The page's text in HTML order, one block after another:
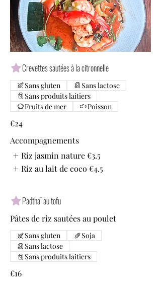
Crevettes sautées à la citronnelle
€24
Sans gluten
Sans lactose
Sans produits laitiers
Fruits de mer
Poisson
Accompagnements
Riz jasmin nature €3.5
Riz au lait de coco €4.5
Padthaï au tofu
Pâtes de riz sautées au poulet
€16
Sans gluten
Soja
Sans lactose
Sans produits laitiers